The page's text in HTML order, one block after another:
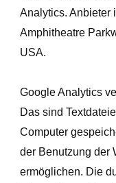
Analytics. Anbieter
Amphitheatre
USA.
Google Analytics
Das sind
Computer
der Benutzung der
ermöglichen. Die